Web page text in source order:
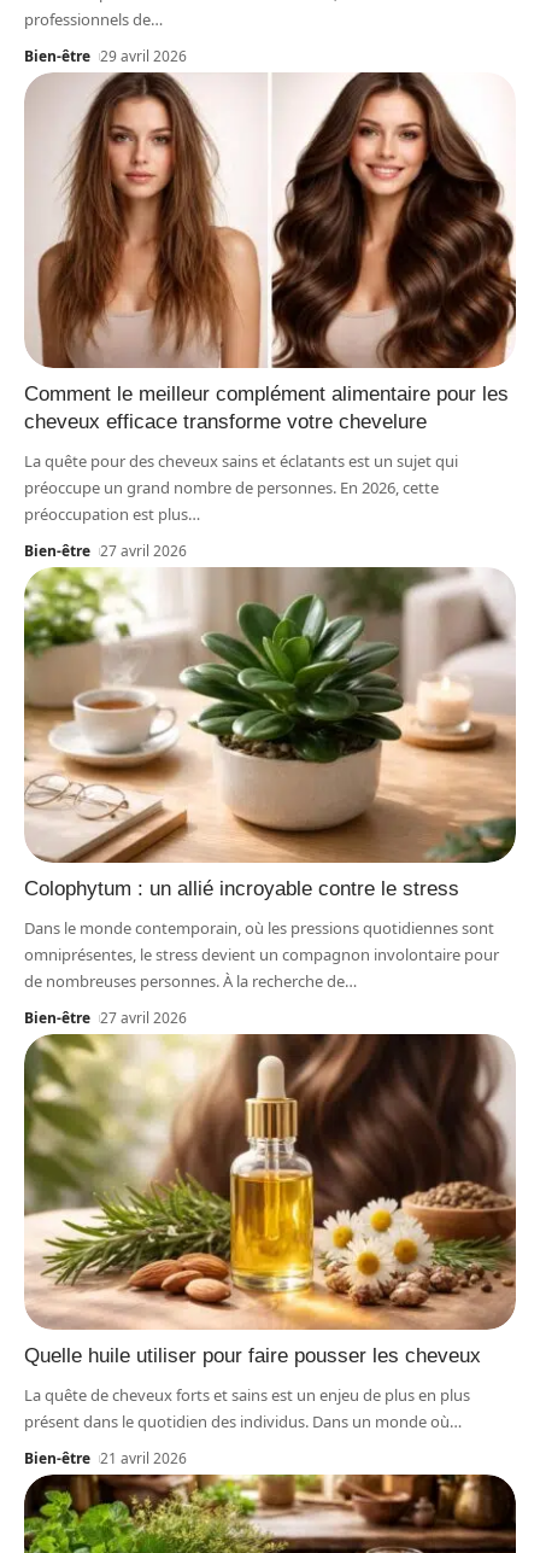
professionnels de…
Bien-être 29 avril 2026
Comment le meilleur complément alimentaire pour les
cheveux efficace transforme votre chevelure
La quête pour des cheveux sains et éclatants est un sujet qui
préoccupe un grand nombre de personnes. En 2026, cette
préoccupation est plus…
Bien-être 27 avril 2026
Colophytum : un allié incroyable contre le stress
Dans le monde contemporain, où les pressions quotidiennes sont
omniprésentes, le stress devient un compagnon involontaire pour
de nombreuses personnes. À la recherche de…
Bien-être 27 avril 2026
Quelle huile utiliser pour faire pousser les cheveux
La quête de cheveux forts et sains est un enjeu de plus en plus
présent dans le quotidien des individus. Dans un monde où…
Bien-être 21 avril 2026